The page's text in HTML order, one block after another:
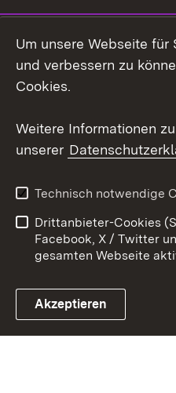
Social Wall
Youtube
Link zum Landesportal
Kontakt
Barrierefreiheit
Impressum
Um unsere Webseite
und verbessern zu
Cookies.
Weitere Informationen
unserer
Technisch notwendige
Drittanbieter-Cookies
Facebook, X / Twitter
gesamten Webseite
Akzeptieren